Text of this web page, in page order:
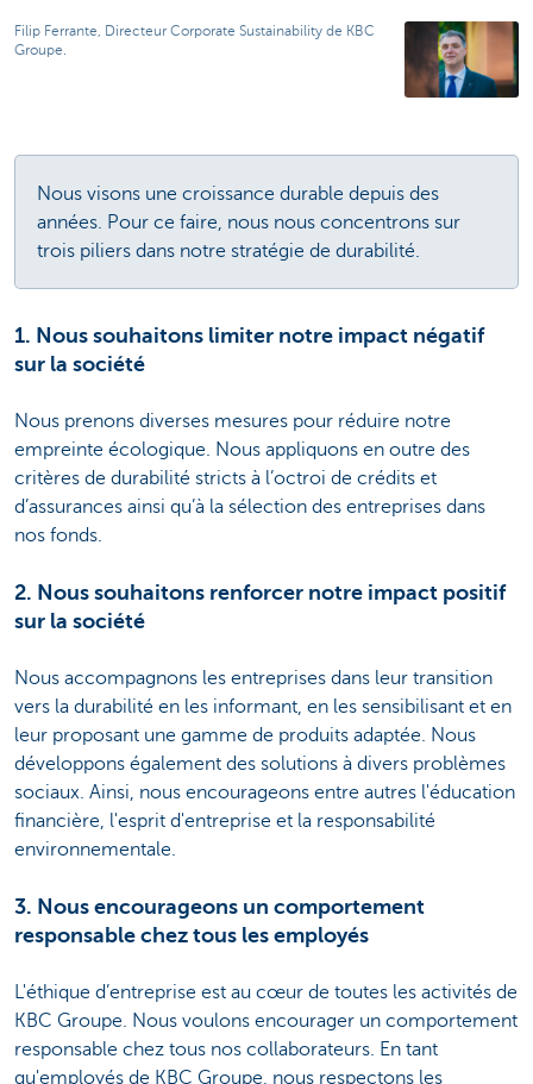
Filip Ferrante, Directeur Corporate Sustainability de KBC
Groupe.
Nous visons une croissance durable depuis des
années. Pour ce faire, nous nous concentrons sur
trois piliers dans notre stratégie de durabilité.
1. Nous souhaitons limiter notre impact négatif
sur la société
Nous prenons diverses mesures pour réduire notre
empreinte écologique. Nous appliquons en outre des
critères de durabilité stricts à l’octroi de crédits et
d’assurances ainsi qu’à la sélection des entreprises dans
nos fonds.
2. Nous souhaitons renforcer notre impact positif
sur la société
Nous accompagnons les entreprises dans leur transition
vers la durabilité en les informant, en les sensibilisant et en
leur proposant une gamme de produits adaptée. Nous
développons également des solutions à divers problèmes
sociaux. Ainsi, nous encourageons entre autres l'éducation
financière, l'esprit d'entreprise et la responsabilité
environnementale.
3. Nous encourageons un comportement
responsable chez tous les employés
L'éthique d’entreprise est au cœur de toutes les activités de
KBC Groupe. Nous voulons encourager un comportement
responsable chez tous nos collaborateurs. En tant
qu'employés de KBC Groupe, nous respectons les